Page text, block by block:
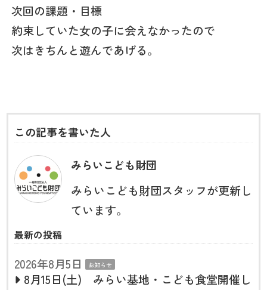
次回の課題・目標
約束していた女の子に会えなかったので
次はきちんと遊んであげる。
この記事を書いた人
みらいこども財団
みらいこども財団スタッフが更新し
ています。
最新の投稿
2026年8月5日 お知らせ
8月15日(土) みらい基地・こども食堂開催し